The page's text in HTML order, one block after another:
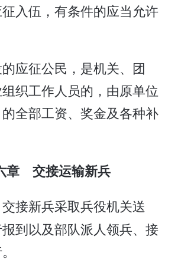
入伍，有条件的应当允许
应征公民，是机关、团
织工作人员的，由原单位
全部工资、奖金及各种补
章 交接运输新兵
接新兵采取兵役机关送
到以及部队派人领兵、接